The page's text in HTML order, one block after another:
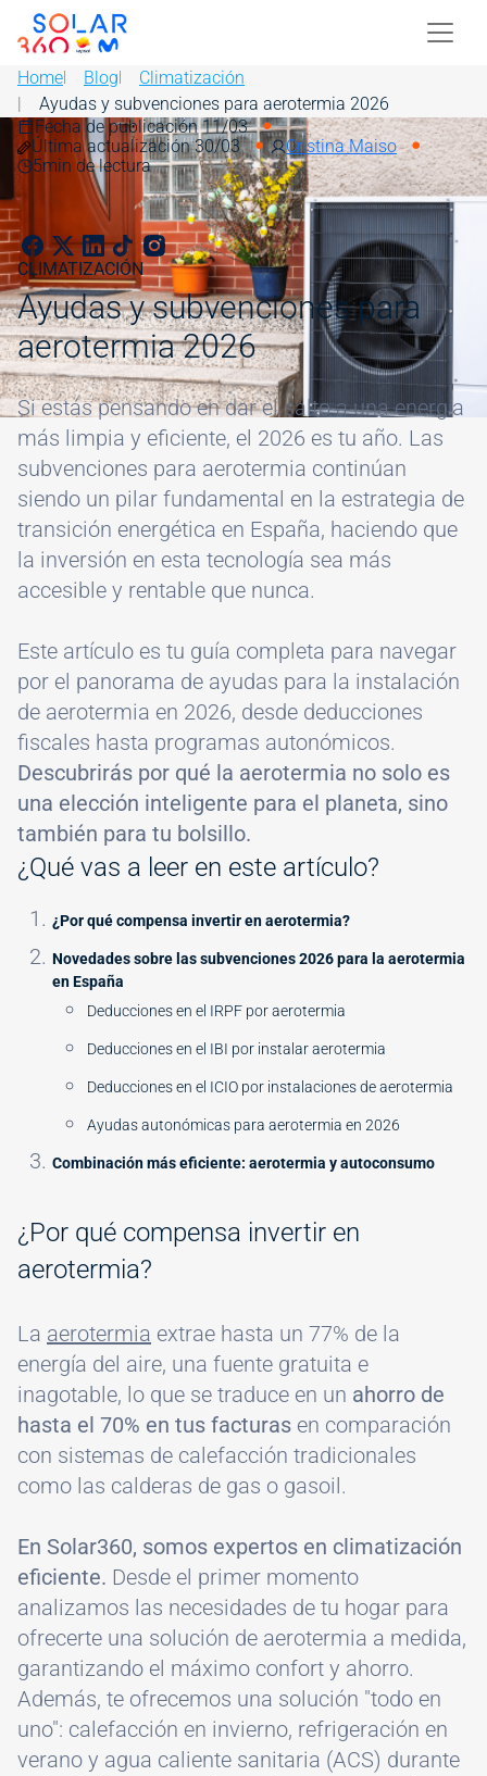
Skip to main content
Image
Home Blog
Climatización
Ayudas y subvenciones para aerotermia 2026
ImageFecha de publicación 11/03
Última actualización 30/03
Cristina Maiso
5min de lectura
CLIMATIZACIÓN
Ayudas y subvenciones para
aerotermia 2026
Si estás pensando en dar el salto a una energía
más limpia y eficiente, el 2026 es tu año. Las
subvenciones para aerotermia continúan
siendo un pilar fundamental en la estrategia de
transición energética en España, haciendo que
la inversión en esta tecnología sea más
accesible y rentable que nunca.
Este artículo es tu guía completa para navegar
por el panorama de ayudas para la instalación
de aerotermia en 2026, desde deducciones
fiscales hasta programas autonómicos.
Descubrirás por qué la aerotermia no solo es
una elección inteligente para el planeta, sino
también para tu bolsillo.
¿Qué vas a leer en este artículo?
¿Por qué compensa invertir en aerotermia?
Novedades sobre las subvenciones 2026 para la aerotermia
en España
Deducciones en el IRPF por aerotermia
Deducciones en el IBI por instalar aerotermia
Deducciones en el ICIO por instalaciones de aerotermia
Ayudas autonómicas para aerotermia en 2026
Combinación más eficiente: aerotermia y autoconsumo
¿Por qué compensa invertir en
aerotermia?
La aerotermia extrae hasta un 77% de la
energía del aire, una fuente gratuita e
inagotable, lo que se traduce en un ahorro de
hasta el 70% en tus facturas en comparación
con sistemas de calefacción tradicionales
como las calderas de gas o gasoil.
En Solar360, somos expertos en climatización
eficiente. Desde el primer momento
analizamos las necesidades de tu hogar para
ofrecerte una solución de aerotermia a medida,
garantizando el máximo confort y ahorro.
Además, te ofrecemos una solución "todo en
uno": calefacción en invierno, refrigeración en
verano y agua caliente sanitaria (ACS) durante